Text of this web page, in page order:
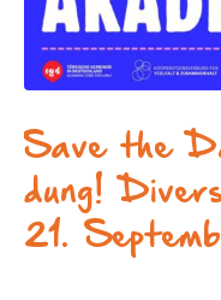
Save the
dung!
21.